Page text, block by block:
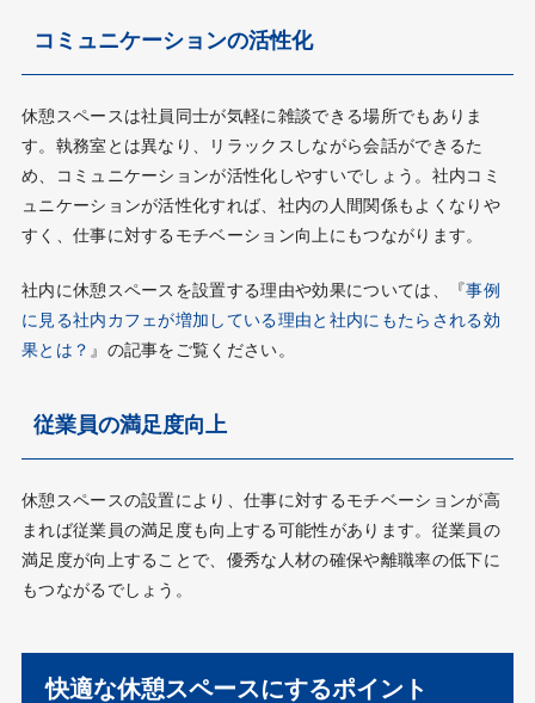
コミュニケーションの活性化
休憩スペースは社員同士が気軽に雑談できる場所でもありま
す。執務室とは異なり、リラックスしながら会話ができるた
め、コミュニケーションが活性化しやすいでしょう。社内コミ
ュニケーションが活性化すれば、社内の人間関係もよくなりや
すく、仕事に対するモチベーション向上にもつながります。
社内に休憩スペースを設置する理由や効果については、『事例
に見る社内カフェが増加している理由と社内にもたらされる効
果とは？ 』の記事をご覧ください。
従業員の満足度向上
休憩スペースの設置により、仕事に対するモチベーションが高
まれば従業員の満足度も向上する可能性があります。従業員の
満足度が向上することで、優秀な人材の確保や離職率の低下に
もつながるでしょう。
快適な休憩スペースにするポイント